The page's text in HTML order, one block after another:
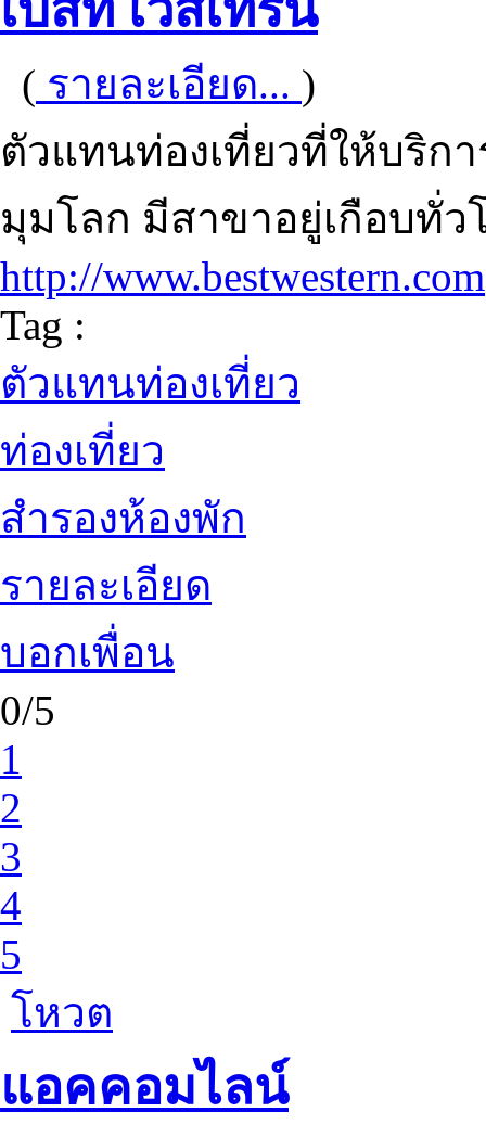
( รายละเอียด... )
ตัวแทนท่องเที่ยวที่ให้บริก
มุมโลก มีสาขาอยู่เกือบทั่
http://www.bestwestern.com
Tag :
ตัวแทนท่องเที่ยว
ท่องเที่ยว
สำรองห้องพัก
รายละเอียด
บอกเพื่อน
0/5
1
2
3
4
5
โหวต
แอคคอมไลน์